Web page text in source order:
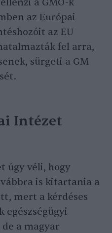
a GMO-k
az Európai
az EU
fel arra,
sürgeti a GM
Intézet
úgy véli, hogy
is kitartania a
mert a kérdéses
egészségügyi
a magyar